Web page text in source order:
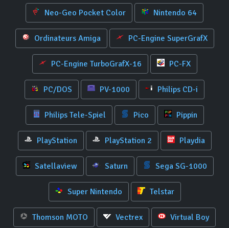
Neo-Geo Pocket Color Nintendo 64
Ordinateurs Amiga PC-Engine SuperGrafX
PC-Engine TurboGrafX-16 PC-FX
PC/DOS PV-1000 Philips CD-i
Philips Tele-Spiel Pico Pippin
PlayStation PlayStation 2 Playdia
Satellaview Saturn Sega SG-1000
Super Nintendo Telstar
Thomson MOTO Vectrex Virtual Boy